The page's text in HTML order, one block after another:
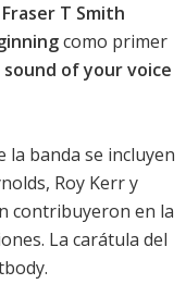
Fraser T Smith
como primer
of your voice
banda se incluyen
Roy Kerr y
contribuyeron en la
La carátula del